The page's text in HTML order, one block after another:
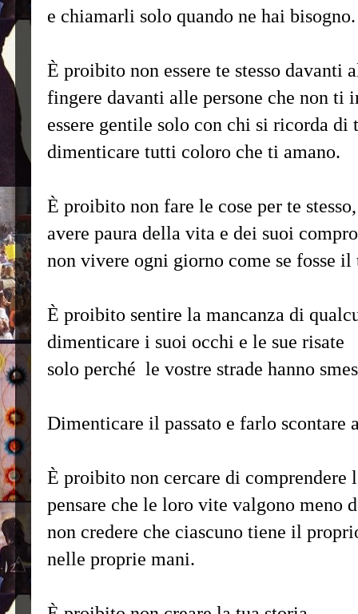
e chiamarli solo quando ne hai bisogno.
È proibito non essere te stesso davanti
fingere davanti alle persone che non ti
essere gentile solo con chi si ricorda di
dimenticare tutti coloro che ti amano.
È proibito non fare le cose per te stesso,
avere paura della vita e dei suoi
non vivere ogni giorno come se fosse
È proibito sentire la mancanza di
dimenticare i suoi occhi e le sue risate
solo perché le vostre strade hanno
Dimenticare il passato e farlo scontare
È proibito non cercare di comprendere
pensare che le loro vite valgono meno
non credere che ciascuno tiene il
nelle proprie mani.